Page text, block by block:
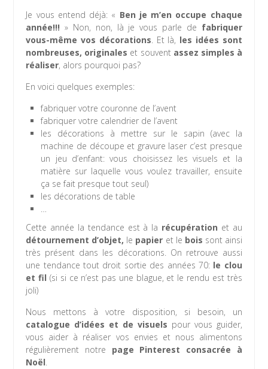
Je vous entend déjà: « Ben je m’en occupe chaque
année!!! » Non, non, là je vous parle de fabriquer
vous-même vos décorations. Et là, les idées sont
nombreuses, originales et souvent assez simples à
réaliser, alors pourquoi pas?
En voici quelques exemples:
fabriquer votre couronne de l’avent
fabriquer votre calendrier de l’avent
les décorations à mettre sur le sapin (avec la
machine de découpe et gravure laser c’est presque
un jeu d’enfant: vous choisissez les visuels et la
matière sur laquelle vous voulez travailler, ensuite
ça se fait presque tout seul)
les décorations de table
…
Cette année la tendance est à la récupération et au
détournement d’objet, le papier et le bois sont ainsi
très présent dans les décorations. On retrouve aussi
une tendance tout droit sortie des années 70: le clou
et fil (si si ce n’est pas une blague, et le rendu est très
joli)
Nous mettons à votre disposition, si besoin, un
catalogue d’idées et de visuels pour vous guider,
vous aider à réaliser vos envies et nous alimentons
régulièrement notre page Pinterest consacrée à
Noël.